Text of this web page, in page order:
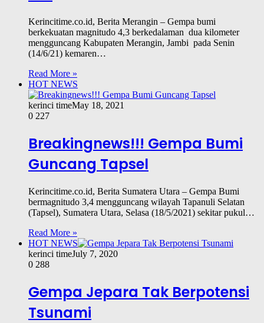
Kerincitime.co.id, Berita Merangin – Gempa bumi
berkekuatan magnitudo 4,3 berkedalaman dua kilometer
mengguncang Kabupaten Merangin, Jambi pada Senin
(14/6/21) kemaren…
Read More »
HOT NEWS
kerinci timeMay 18, 2021
0 227
Breakingnews!!! Gempa Bumi
Guncang Tapsel
Kerincitime.co.id, Berita Sumatera Utara – Gempa Bumi
bermagnitudo 3,4 mengguncang wilayah Tapanuli Selatan
(Tapsel), Sumatera Utara, Selasa (18/5/2021) sekitar pukul…
Read More »
HOT NEWS
kerinci timeJuly 7, 2020
0 288
Gempa Jepara Tak Berpotensi
Tsunami